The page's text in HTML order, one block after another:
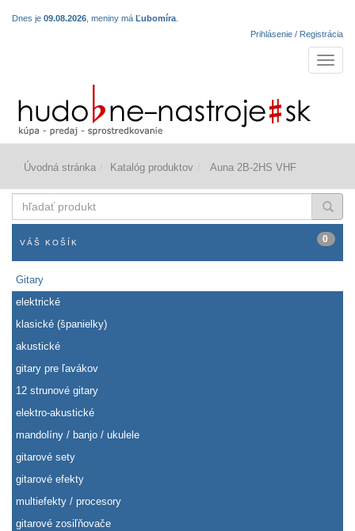
Dnes je 09.08.2026 , meniny má Ľubomíra
Prihlásenie / Registrácia
Úvodná stránka Katalóg produktov Auna 2B-2HS VHF
produkt
VÁŠ KOŠÍK 0
Gitary
elektrické
klasické (španielky)
akustické
gitary pre ľavákov
12 strunové gitary
elektro-akustické
mandolíny / banjo / ukulele
gitarové sety
gitarové efekty
multiefekty / procesory
gitarové zosiľňovače